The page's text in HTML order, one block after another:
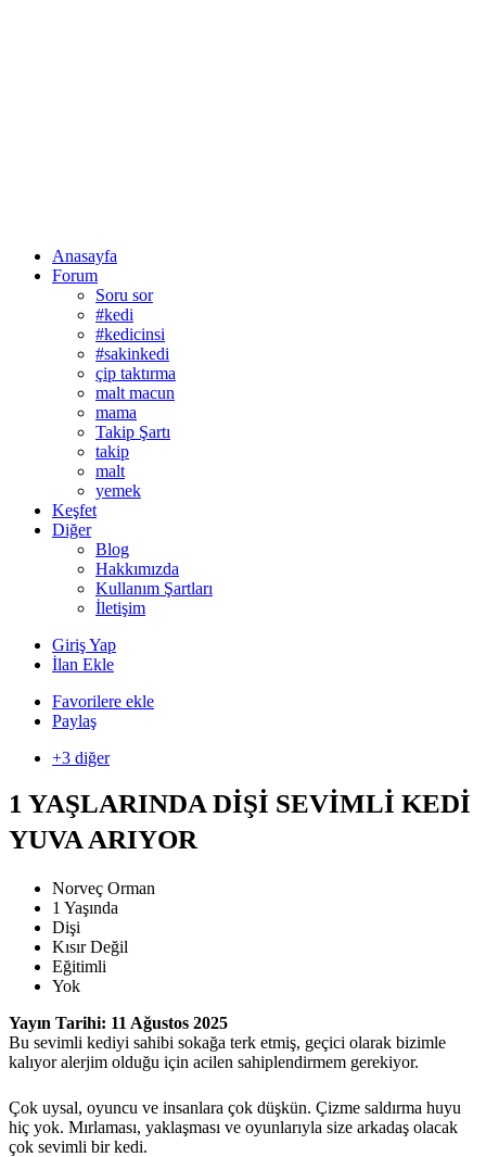
Anasayfa
Forum
Soru sor
#kedi
#kedicinsi
#sakinkedi
çip taktırma
malt macun
mama
Takip Şartı
takip
malt
yemek
Keşfet
Diğer
Blog
Hakkımızda
Kullanım Şartları
İletişim
Giriş Yap
İlan Ekle
Favorilere ekle
Paylaş
+3 diğer
1 YAŞLARINDA DİŞİ SEVİMLİ KEDİ
YUVA ARIYOR
Norveç Orman
1 Yaşında
Dişi
Kısır Değil
Eğitimli
Yok
Yayın Tarihi: 11 Ağustos 2025
Bu sevimli kediyi sahibi sokağa terk etmiş, geçici olarak bizimle
kalıyor alerjim olduğu için acilen sahiplendirmem gerekiyor.
Çok uysal, oyuncu ve insanlara çok düşkün. Çizme saldırma huyu
hiç yok. Mırlaması, yaklaşması ve oyunlarıyla size arkadaş olacak
çok sevimli bir kedi.